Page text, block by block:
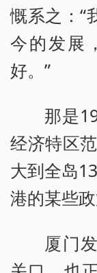
慨系之：“
今的发展
好。”
那是
经济特区
大到全岛
港的某些政
厦门